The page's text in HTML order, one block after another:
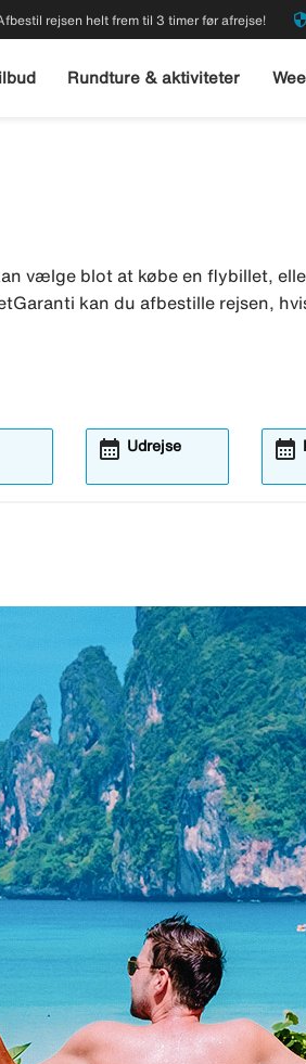
rejsen helt frem til 3 timer før afrejse! security
Rundture & aktiviteter
vælge blot at købe en flybillet,
kan du afbestille rejsen,
Udrejse
calendar_month calendar_month